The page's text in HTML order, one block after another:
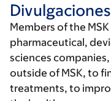
Divulgaciones
Members of the
pharmaceutical,
sciences
outside of MSK, to
treatments, to